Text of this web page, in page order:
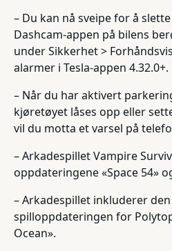
– Du kan nå sveipe for å
Dashcam-appen på bilens
under Sikkerhet >
alarmer i Tesla-appen 4.32.0+.
– Når du har aktivert
kjøretøyet låses opp eller
vil du motta et varsel på
– Arkadespillet Vampire
oppdateringene «Space 54»
– Arkadespillet inkluderer
spilloppdateringen for
Ocean».